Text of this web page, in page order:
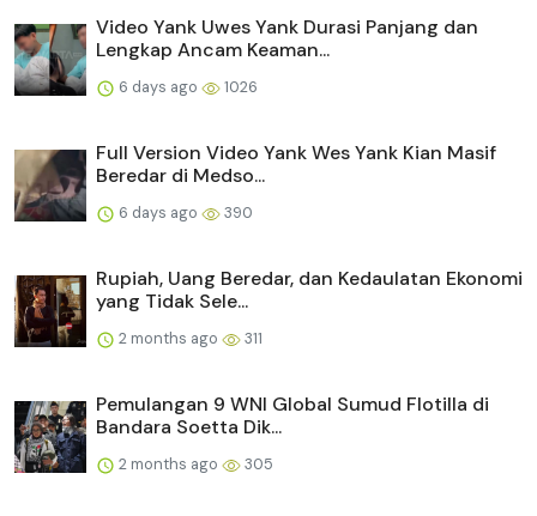
Video Yank Uwes Yank Durasi Panjang dan
Lengkap Ancam Keaman...
6 days ago 1026
Full Version Video Yank Wes Yank Kian Masif
Beredar di Medso...
6 days ago 390
Rupiah, Uang Beredar, dan Kedaulatan Ekonomi
yang Tidak Sele...
2 months ago 311
Pemulangan 9 WNI Global Sumud Flotilla di
Bandara Soetta Dik...
2 months ago 305